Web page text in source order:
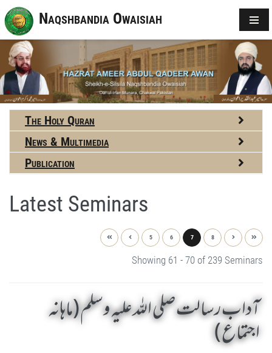
Naqshbandia Owaisiah
The Holy Quran
News & Multimedia
Publication
Latest Seminars
5 6 7 8
Showing 61 - 70 of 239 Seminars
آداب رسالت صلی اللہ علیہ وسلم (ماہانہ
اجتماع )